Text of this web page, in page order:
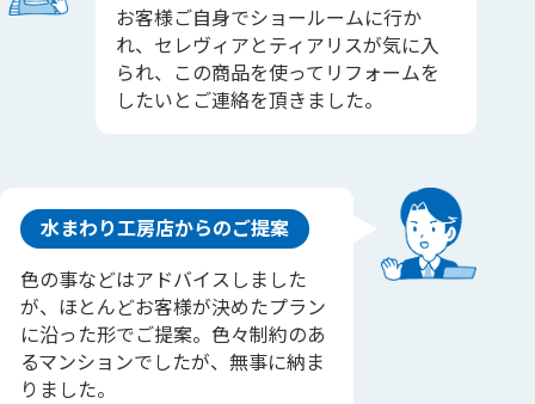
お客様ご自身でショールームに行か
れ、セレヴィアとティアリスが気に入
られ、この商品を使ってリフォームを
したいとご連絡を頂きました。
水まわり工房店からのご提案
色の事などはアドバイスしました
が、ほとんどお客様が決めたプラン
に沿った形でご提案。色々制約のあ
るマンションでしたが、無事に納ま
りました。